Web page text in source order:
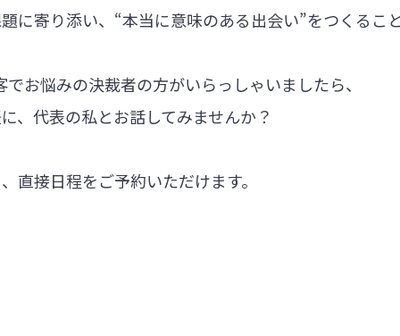
に寄り添い、“本当に意味のある出会い”をつくるこ
お悩みの決裁者の方がいらっしゃいましたら、
、代表の私とお話してみませんか？
直接日程をご予約いただけます。